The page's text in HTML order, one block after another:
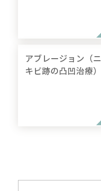
アブレージョン（ニ
キビ跡の凸凹治療）